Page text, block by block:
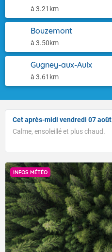
à 3.21km
Bouzemont
à 3.50km
Gugney-aux-Aulx
à 3.61km
Cet après-midi vendredi 07 août
Calme, ensoleillé et plus chaud.
INFOS MÉTÉO